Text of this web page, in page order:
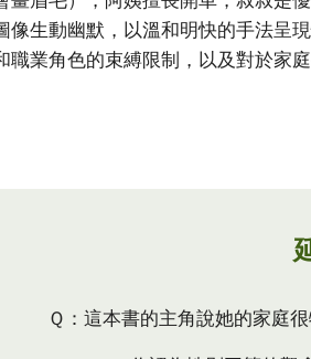
像生動幽默，以溫和明快的手法呈
職業角色的束縛限制，以及對於家庭
Ｑ： 這本書的主角說她的家庭